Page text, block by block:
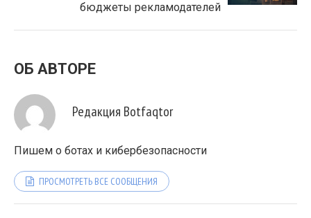
бюджеты рекламодателей
ОБ АВТОРЕ
Редакция Botfaqtor
Пишем о ботах и кибербезопасности
ПРОСМОТРЕТЬ ВСЕ СООБЩЕНИЯ